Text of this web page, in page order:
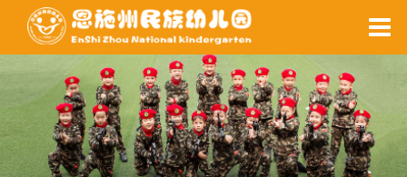
家园互动
备课系统
每周食谱
健康之窗